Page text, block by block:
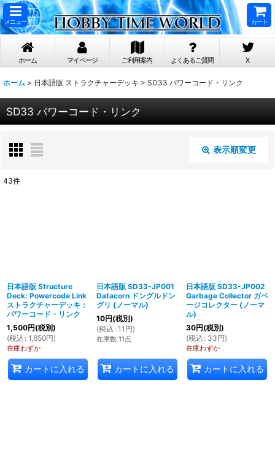
メニュー カート
ホーム マイページ ご利用案内 よくあるご質問 X
ホーム > 日本語版 ストラクチャーデッキ > SD33 パワーコード・リンク
SD33 パワーコード・リンク
表示順変更
絞り込む
43件
日本語版 Structure
Deck: Powercode Link
ストラクチャーデッキ：
パワーコード・リンク
1,500円(税別)
(税込 : 1,650円)
在庫わずか
カートに入れる
日本語版 SD33-JP001
Datacorn ドングルドン
グリ (ノーマル)
10円(税別)
(税込 : 11 円)
在庫数 11点
カートに入れる
日本語版 SD33-JP002
Garbage Collector ガベ
ージコレクター (ノーマ
ル)
30円(税別)
(税込 : 33円)
在庫わずか
カートに入れる